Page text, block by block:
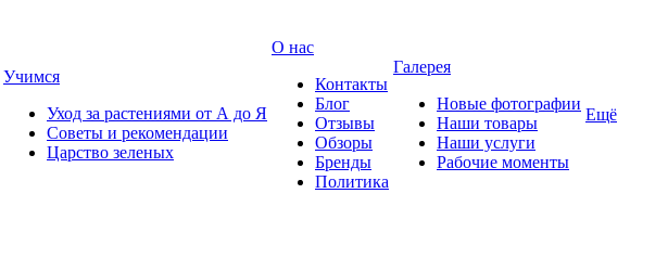
Учимся
Уход за растениями от А до Я
Советы и рекомендации
Царство зеленых
О нас
Контакты
Блог
Отзывы
Обзоры
Бренды
Политика
Галерея
Новые фотографии
Наши товары
Наши услуги
Рабочие моменты
Ещё